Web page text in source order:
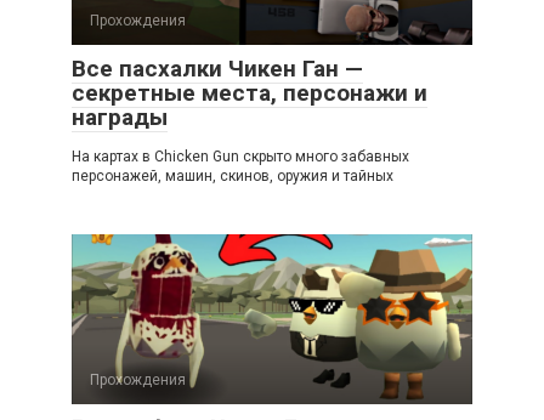
Прохождения
Все пасхалки Чикен Ган —
секретные места, персонажи и
награды
На картах в Chicken Gun скрыто много забавных
персонажей, машин, скинов, оружия и тайных
Прохождения